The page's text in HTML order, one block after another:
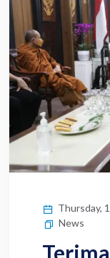
Thursday,
News